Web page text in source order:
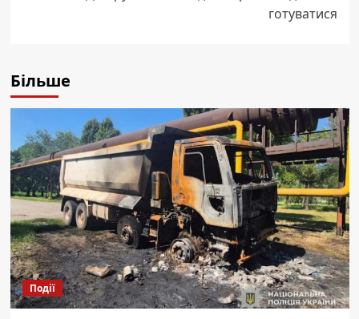
готуватися
Більше
Події